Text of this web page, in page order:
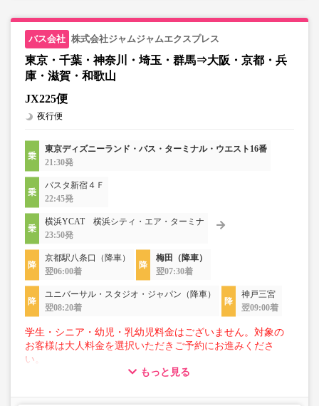
株式会社ジャムジャムエクスプレス
東京・千葉・神奈川・埼玉・群馬⇒大阪・京都・兵
庫・滋賀・和歌山
JX225便
夜行便
東京ディズニーランド・バス・ターミナル・ウエスト16番
21:30発
バスタ新宿４Ｆ
22:45発
横浜YCAT 横浜シティ・エア・ターミナ
23:50発
京都駅八条口（降車）
翌06:00着
梅田（降車）
翌07:30着
ユニバーサル・スタジオ・ジャパン（降車）
翌08:20着
神戸三宮
翌09:00着
学生・シニア・幼児・乳幼児料金はございません。対象の
お客様は大人料金を選択いただきご予約にお進みくださ
い。
■トランクにてお預かりできる荷物
もっと見る